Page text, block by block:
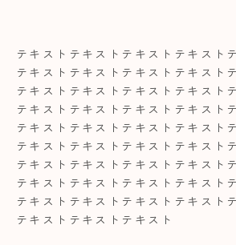
テキストテキストテキストテキスト
テキストテキストテキストテキスト
テキストテキストテキストテキスト
テキストテキストテキストテキスト
テキストテキストテキストテキスト
テキストテキストテキストテキスト
テキストテキストテキストテキスト
テキストテキストテキストテキスト
テキストテキストテキストテキスト
テキストテキストテキスト